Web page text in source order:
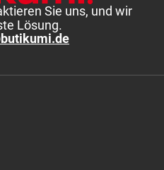
Sie uns, und wir
Lösung.